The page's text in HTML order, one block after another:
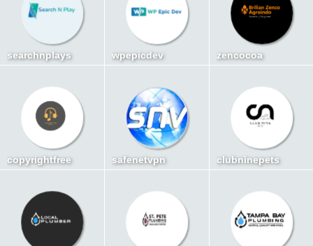
searchnplays wpepicdev zencocoa
copyrightfree safenetvpn clubninepets